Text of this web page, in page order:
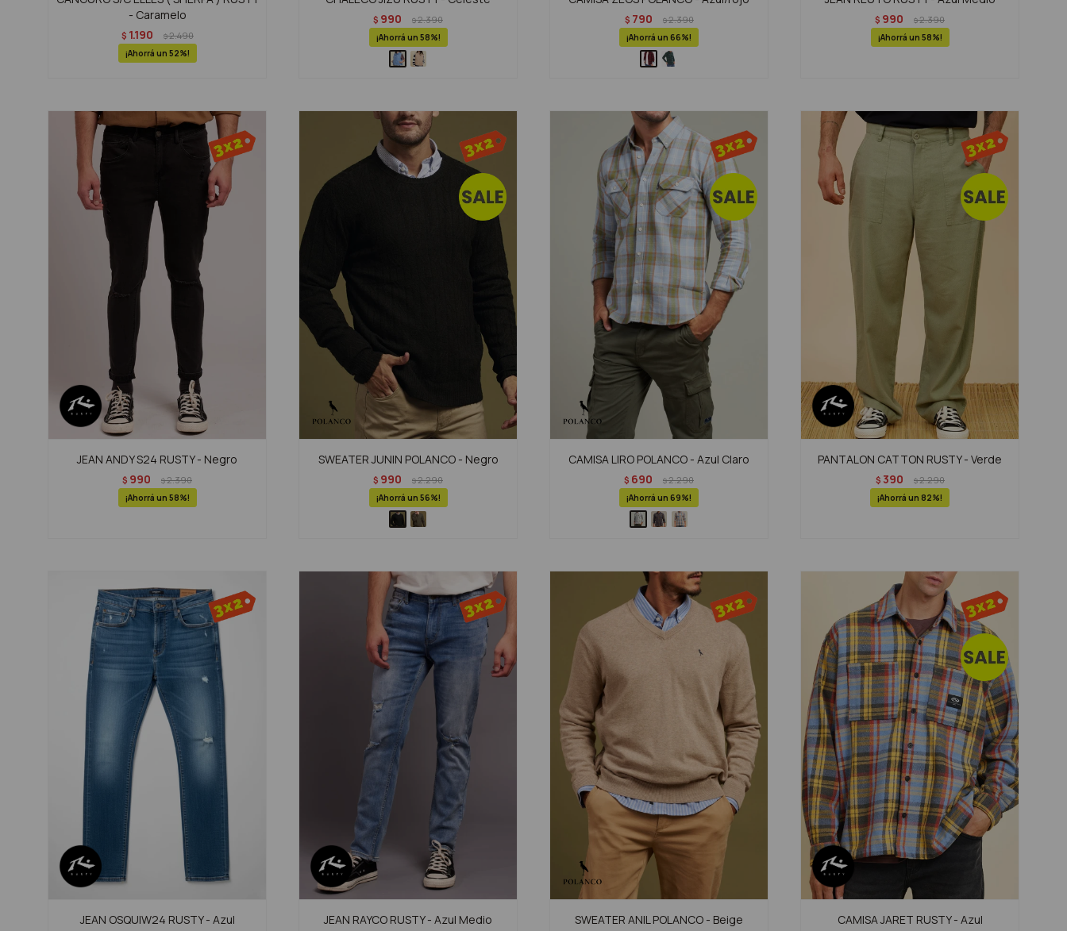
- Caramelo
$ 1.190 $2.490
52
$ 990 $2.390
58
$ 790 $2.390
66
$ 990 $2.390
58
JEAN ANDY S24 RUSTY - Negro
$ 990 $2.390
58
SWEATER JUNIN POLANCO - Negro
$ 990 $2.290
56
CAMISA LIRO POLANCO - Azul Claro
$ 690 $2.290
69
PANTALON CATTON RUSTY - Verde
$ 390 $2.290
82
JEAN OSQUIW24 RUSTY - Azul JEAN RAYCO RUSTY - Azul Medio SWEATER ANIL POLANCO - Beige CAMISA JARET RUSTY - Azul